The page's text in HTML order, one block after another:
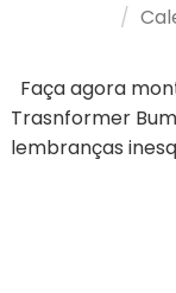
Faça agora
Trasnformer
lembranças